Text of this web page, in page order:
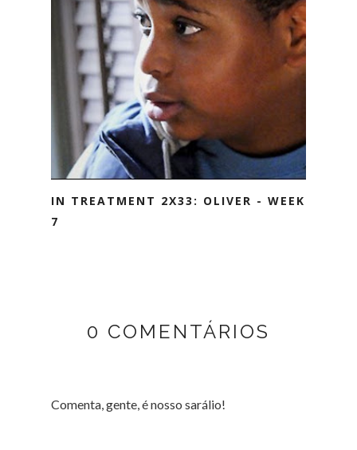
IN TREATMENT 2X33: OLIVER - WEEK
7
0 COMENTÁRIOS
Comenta, gente, é nosso sarálio!